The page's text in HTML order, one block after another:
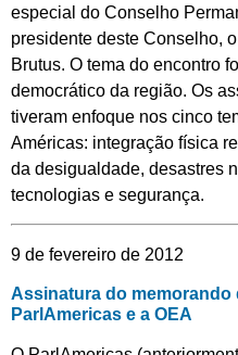
especial do Conselho
presidente deste Conselho,
Brutus. O tema do encontro
democrático da região. Os
tiveram enfoque nos cinco
Américas: integração física
da desigualdade, desastres
tecnologias e segurança.
9 de fevereiro de 2012
Assinatura do memorando
ParlAmericas e a OEA